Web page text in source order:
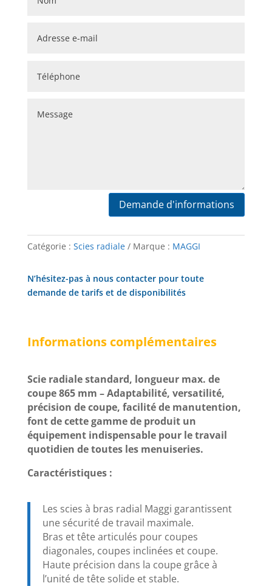
Demande d'informations
Catégorie : Scies radiale Marque : MAGGI
N’hésitez-pas à nous contacter pour toute
demande de tarifs et de disponibilités
Informations complémentaires
Scie radiale standard, longueur max. de
coupe 865 mm – Adaptabilité, versatilité,
précision de coupe, facilité de manutention,
font de cette gamme de produit un
équipement indispensable pour le travail
quotidien de toutes les menuiseries.
Caractéristiques :
Les scies à bras radial Maggi garantissent
une sécurité de travail maximale.
Bras et tête articulés pour coupes
diagonales, coupes inclinées et coupe.
Haute précision dans la coupe grâce à
l’unité de tête solide et stable.